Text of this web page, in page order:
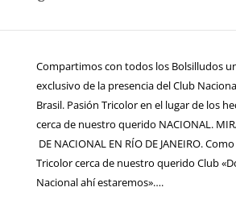
Tricolor cerca de nuestro querido Club
Compartimos con todos los Bolsilludos
exclusivo de la presencia del Club
Brasil. Pasión Tricolor en el lugar de los
cerca de nuestro querido NACIONAL.
DE NACIONAL EN RÍO DE JANEIRO.
Tricolor cerca de nuestro querido Club
Nacional ahí estaremos»….